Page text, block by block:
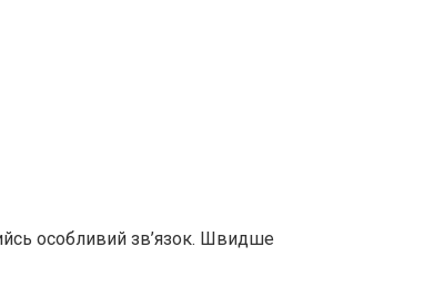
особливий зв’язок. Швидше